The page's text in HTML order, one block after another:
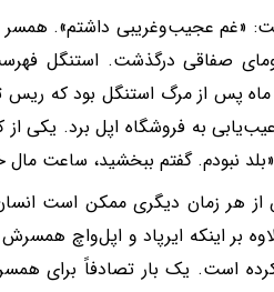
صفاقی درگذشت. استنگل
پس از مرگ استنگل بود که ریس
به فروشگاه اپل برد. یکی
نبودم. گفتم ببخشید، ساعت
از هر زمان دیگری ممکن است
بر اینکه ایرپاد و اپل‌واچ
‌است‌. یک بار تصادفاً برای